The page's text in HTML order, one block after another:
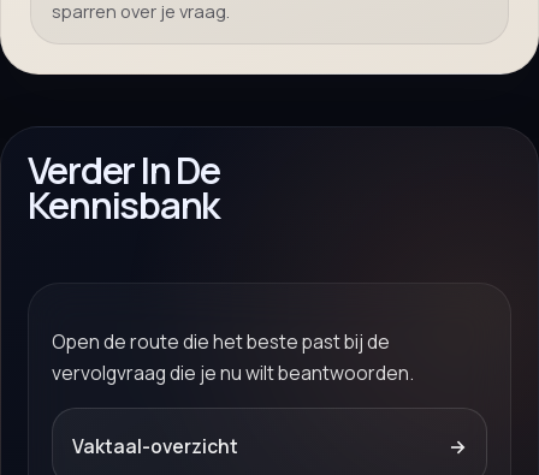
sparren over je vraag.
Verder In De
Kennisbank
Open de route die het beste past bij de
vervolgvraag die je nu wilt beantwoorden.
Vaktaal-overzicht →